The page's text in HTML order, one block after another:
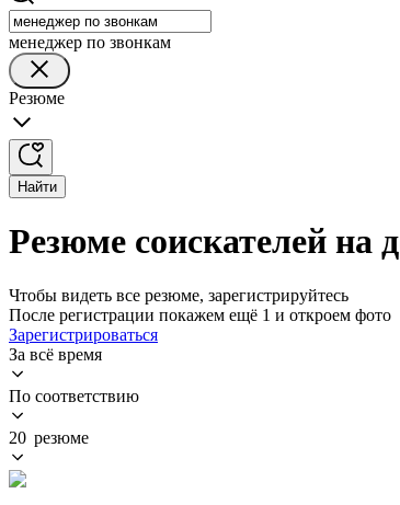
менеджер по звонкам
Резюме
Найти
Резюме соискателей на
Чтобы видеть все резюме, зарегистрируйтесь
После регистрации покажем ещё 1 и откроем фото
Зарегистрироваться
За всё время
По соответствию
20 резюме